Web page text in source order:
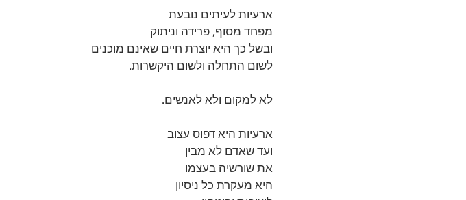
ארעיות לעיתים נובעת
מפחד מסוף, פרידה וניתוק
ובשל כך היא יוצרת חיים שאינם מוכנים
לשום התחלה ולשום היקשרות.
לא למקום ולא לאנשים.
ארעיות היא דפוס עצוב
ועד שאדם לא מבין
את שורשיה בעצמו
היא מעקרת כל ניסיון